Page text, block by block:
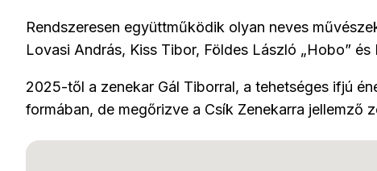
Rendszeresen ​e​gyüttműködik olyan neves
Lovasi András, Kiss Tibor, Földes László „Hobo” és
2025-től a zenekar Gál Tiborral, a tehetséges ifjú
formában, de megőrizve a Csík Zenekarra jellemző